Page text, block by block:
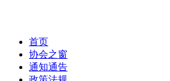
首页
协会之窗
通知通告